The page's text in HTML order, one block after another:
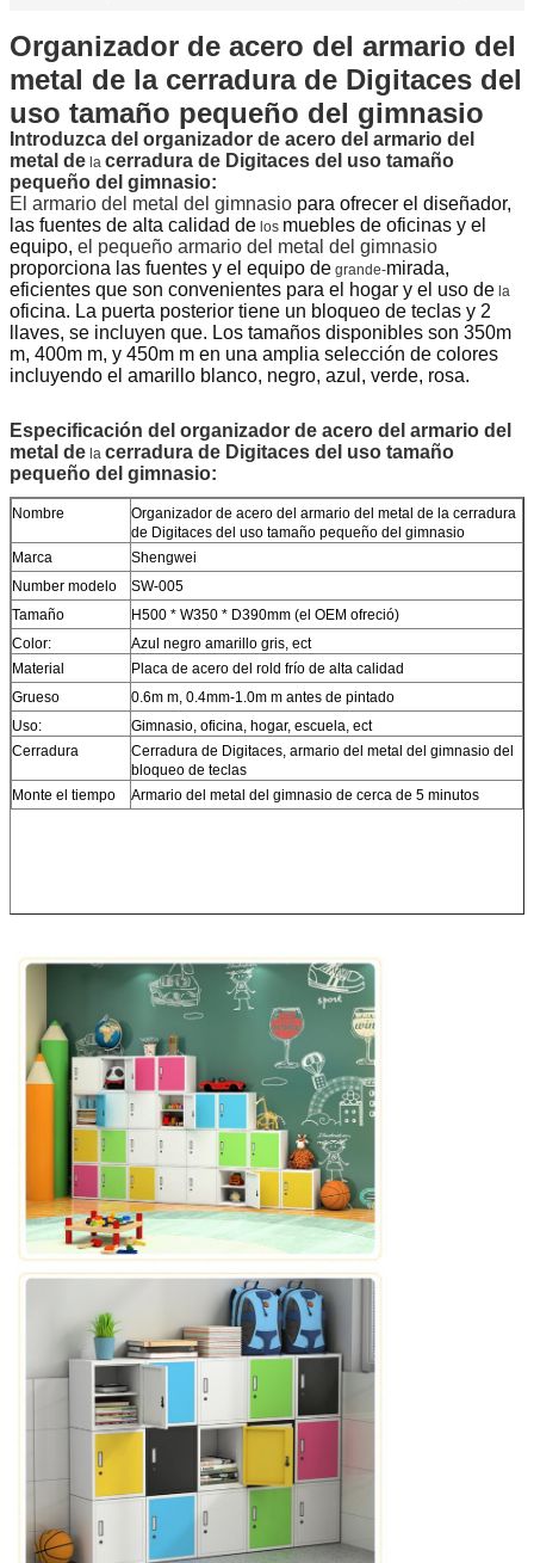
Organizador de acero del armario del
metal de la cerradura de Digitaces del
uso tamaño pequeño del gimnasio
Introduzca del organizador de acero del armario del
metal de la cerradura de Digitaces del uso tamaño
pequeño del gimnasio:
El armario del metal del gimnasio para ofrecer el diseñador,
las fuentes de alta calidad de los muebles de oficinas y el
equipo, el pequeño armario del metal del gimnasio
proporciona las fuentes y el equipo de grande-mirada,
eficientes que son convenientes para el hogar y el uso de la
oficina. La puerta posterior tiene un bloqueo de teclas y 2
llaves, se incluyen que. Los tamaños disponibles son 350m
m, 400m m, y 450m m en una amplia selección de colores
incluyendo el amarillo blanco, negro, azul, verde, rosa.
Especificación del organizador de acero del armario del
metal de la cerradura de Digitaces del uso tamaño
pequeño del gimnasio:
Nombre
Organizador de acero del armario del metal de la cerradura
de Digitaces del uso tamaño pequeño del gimnasio
Marca
Shengwei
Number modelo
SW-005
Tamaño
H500 * W350 * D390mm (el OEM ofreció)
Color:
Azul negro amarillo gris, ect
Material
Placa de acero del rold frío de alta calidad
Grueso
0.6m m, 0.4mm-1.0m m antes de pintado
Uso:
Gimnasio, oficina, hogar, escuela, ect
Cerradura
Cerradura de Digitaces, armario del metal del gimnasio del
bloqueo de teclas
Monte el tiempo
Armario del metal del gimnasio de cerca de 5 minutos